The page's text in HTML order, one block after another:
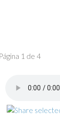
Página 1 de 4